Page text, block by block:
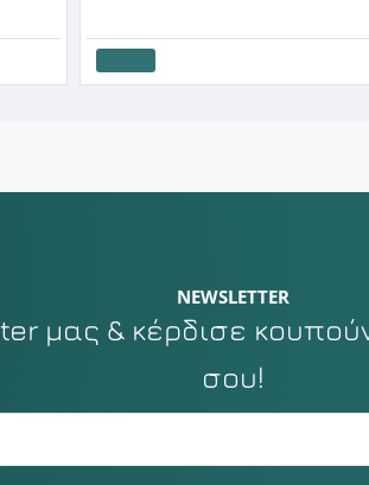
NEWSLETTER
μας & κέρδισε
σου!